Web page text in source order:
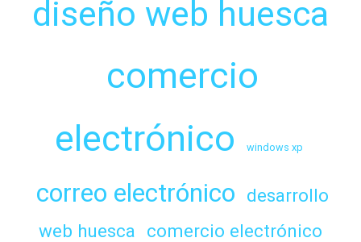
diseño web huesca
comercio
electrónico
windows xp
correo electrónico
desarrollo
web huesca
comercio electrónico